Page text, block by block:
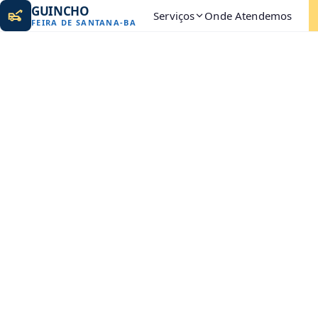
GUINCHO
FEIRA DE SANTANA-BA Serviços Onde Atendemos